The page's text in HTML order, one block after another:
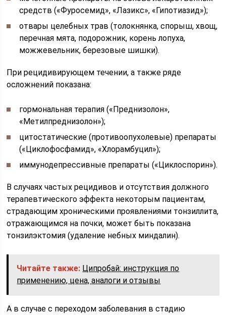
средств («Фуросемид», «Лазикс», «Гипотиазид»);
отвары целебных трав (толокнянка, спорыш, хвощ,
перечная мята, подорожник, корень лопуха,
можжевельник, березовые шишки).
При рецидивирующем течении, а также ряде
осложнений показана:
гормональная терапия («Преднизолон»,
«Метилпреднизолон»);
цитостатические (противоопухолевые) препараты
(«Циклофосфамид», «Хлорамбуцил»);
иммунодепрессивные препараты («Циклоспорин»).
В случаях частых рецидивов и отсутствия должного
терапевтического эффекта некоторым пациентам,
страдающим хроническими проявлениями тонзиллита,
отражающимся на почки, может быть показана
тонзилэктомия (удаление небных миндалин).
Читайте также: Ципробай: инструкция по
применению, цена, аналоги и отзывы
А в случае с переходом заболевания в стадию